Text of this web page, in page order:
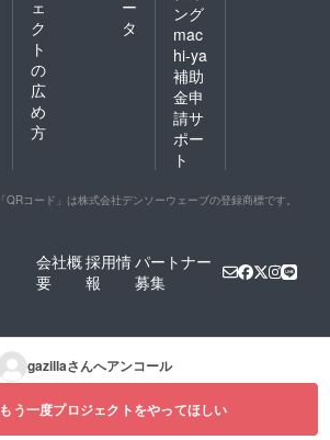
ェ
ク
ト
の
広
め
方
ー
タ
ング
mac
hi-ya
補助
金申
請サ
ポー
ト
「QRコード」は株式会社デンソーウェーブの登録商標です。
会社概
要
採用情
報
パートナー
募集
gazillaさんへアンコール
もう一度プロジェクトをやってほしい